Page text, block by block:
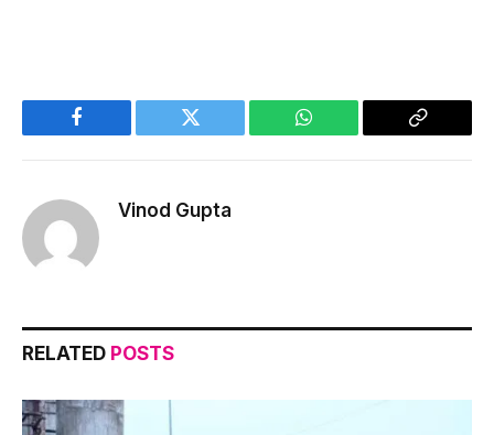
Facebook Twitter WhatsApp
Copy
Vinod Gupta
RELATED POSTS